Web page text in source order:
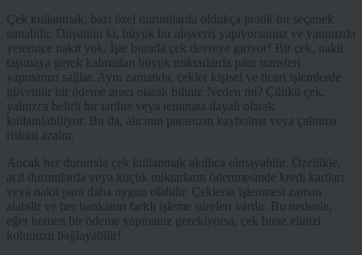
Çek kullanmak, bazı özel durumlarda oldukça pratik bir seçenek
sunabilir. Düşünün ki, büyük bir alışveriş yapıyorsunuz ve yanınızda
yeterince nakit yok. İşte burada çek devreye giriyor! Bir çek, nakit
taşımaya gerek kalmadan büyük miktarlarda para transferi
yapmanızı sağlar. Aynı zamanda, çekler kişisel ve ticari işlemlerde
güvenilir bir ödeme aracı olarak bilinir. Neden mi? Çünkü çek,
yalnızca belirli bir tarihte veya teminata dayalı olarak
kullanılabiliyor. Bu da, alıcının paranızın kaybolma veya çalınma
riskini azaltır.
Ancak her durumda çek kullanmak akıllıca olmayabilir. Özellikle,
acil durumlarda veya küçük miktarların ödenmesinde kredi kartları
veya nakit para daha uygun olabilir. Çeklerin işlenmesi zaman
alabilir ve her bankanın farklı işleme süreleri vardır. Bu nedenle,
eğer hemen bir ödeme yapmanız gerekiyorsa, çek biraz elinizi
kolunuzu bağlayabilir!